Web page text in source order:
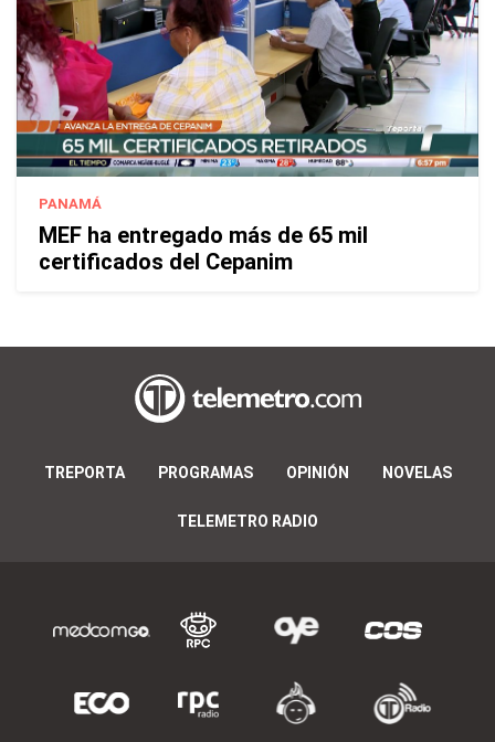
PANAMÁ
MEF ha entregado más de 65 mil
certificados del Cepanim
TREPORTA PROGRAMAS OPINIÓN NOVELAS
TELEMETRO RADIO